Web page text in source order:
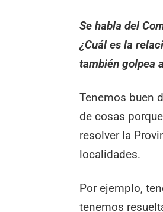
Se habla del
¿Cuál es la
también golpea
Tenemos buen
de cosas
resolver la
localidades.
Por ejemplo,
tenemos